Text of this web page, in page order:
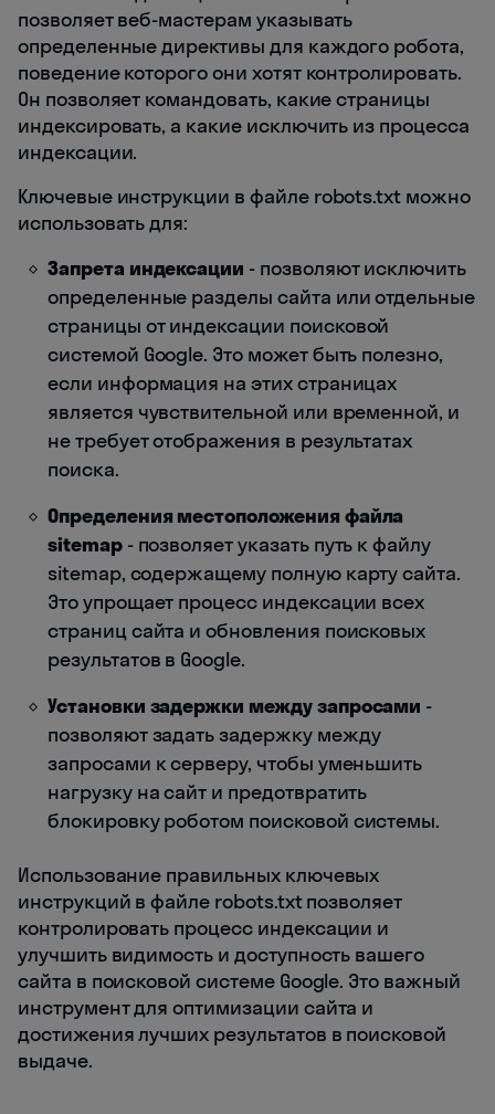
позволяет веб-мастерам указывать
определенные директивы для каждого робота,
поведение которого они хотят контролировать.
Он позволяет командовать, какие страницы
индексировать, а какие исключить из процесса
индексации.
Ключевые инструкции в файле robots.txt можно
использовать для:
Запрета индексации - позволяют исключить
определенные разделы сайта или отдельные
страницы от индексации поисковой
системой Google. Это может быть полезно,
если информация на этих страницах
является чувствительной или временной, и
не требует отображения в результатах
поиска.
Определения местоположения файла
sitemap- позволяет указать путь к файлу
sitemap, содержащему полную карту сайта.
Это упрощает процесс индексации всех
страниц сайта и обновления поисковых
результатов в Google.
Установки задержки между запросами -
позволяют задать задержку между
запросами к серверу, чтобы уменьшить
нагрузку на сайт и предотвратить
блокировку роботом поисковой системы.
Использование правильных ключевых
инструкций в файле robots.txt позволяет
контролировать процесс индексации и
улучшить видимость и доступность вашего
сайта в поисковой системе Google. Это важный
инструмент для оптимизации сайта и
достижения лучших результатов в поисковой
выдаче.